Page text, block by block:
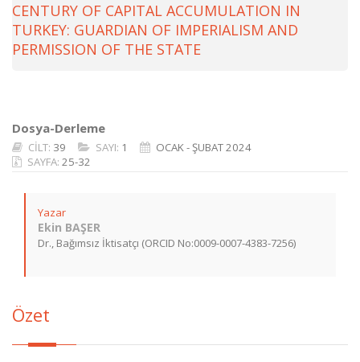
CENTURY OF CAPITAL ACCUMULATION IN
TURKEY: GUARDIAN OF IMPERIALISM AND
PERMISSION OF THE STATE
Dosya-Derleme
CİLT: 39 SAYI: 1
OCAK - ŞUBAT 2024
SAYFA: 25-32
Yazar
Ekin BAŞER
Dr., Bağımsız İktisatçı (ORCID No:0009-0007-4383-7256)
Özet